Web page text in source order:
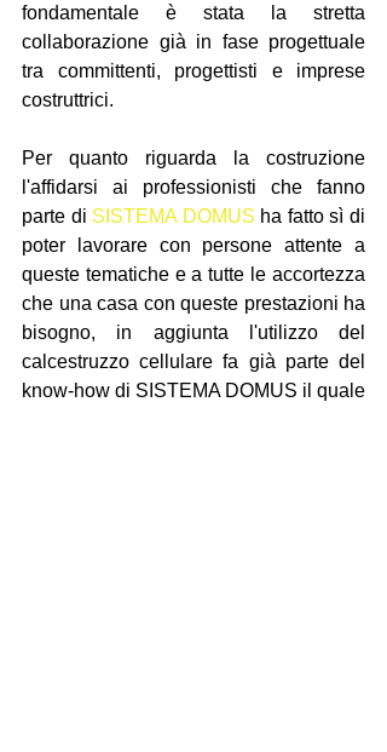
fondamentale è stata la stretta
collaborazione già in fase progettuale
tra committenti, progettisti e imprese
costruttrici.
Per quanto riguarda la costruzione
l'affidarsi ai professionisti che fanno
parte di SISTEMA DOMUS ha fatto sì di
poter lavorare con persone attente a
queste tematiche e a tutte le accortezza
che una casa con queste prestazioni ha
bisogno, in aggiunta l'utilizzo del
calcestruzzo cellulare fa già parte del
know-how di SISTEMA DOMUS il quale